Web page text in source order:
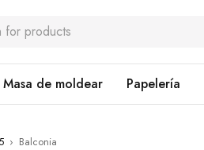
Masa de moldear Papelería
› Balconia